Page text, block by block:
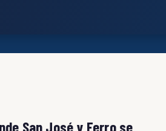
San José y Ferro se